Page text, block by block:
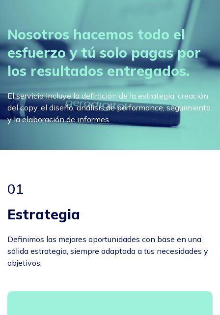
Nosotros hacemos todo el
esfuerzo y tú solo pagas por
los resultados entregados.
El servicio incluye la definición de la estrategia, creación
del copy, el diseño, análisis de performance, seguimiento
y la elaboración de informes.
01
Estrategia
Definimos las mejores oportunidades con base en una
sólida estrategia, siempre adaptada a tus necesidades y
objetivos.